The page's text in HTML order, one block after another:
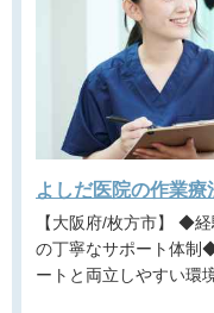
よしだ医院の作業療
【大阪府/枚方市】 ◆経験の浅い方やブランクのある方も安心
の丁寧なサポート体制
ートと両立しやすい環